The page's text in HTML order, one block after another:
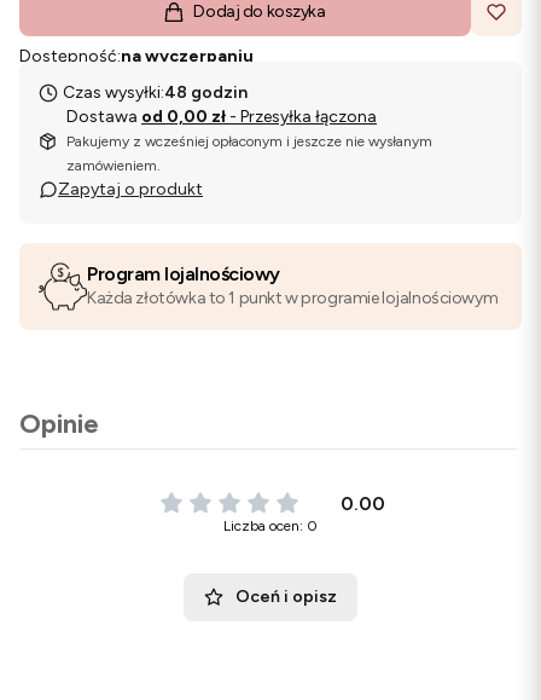
Dodaj do koszyka
Dostępność:na wyczerpaniu
Czas wysyłki:48 godzin
Dostawa od 0,00 zł - Przesyłka łączona
Pakujemy z wcześniej opłaconym i jeszcze nie wysłanym
zamówieniem.
Zapytaj o produkt
Program lojalnościowy
Każda złotówka to 1 punkt w programie lojalnościowym
Opinie
0.00
Liczba ocen: 0
Oceń i opisz